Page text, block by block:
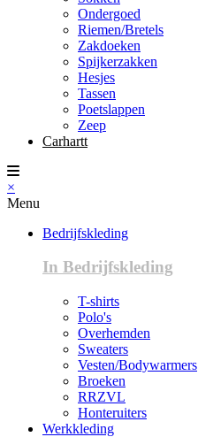
Ondergoed
Riemen/Bretels
Zakdoeken
Spijkerzakken
Hesjes
Tassen
Poetslappen
Zeep
Carhartt
×
Menu
Bedrijfskleding
In Bedrijfskleding
T-shirts
Polo's
Overhemden
Sweaters
Vesten/Bodywarmers
Broeken
RRZVL
Honteruiters
Werkkleding